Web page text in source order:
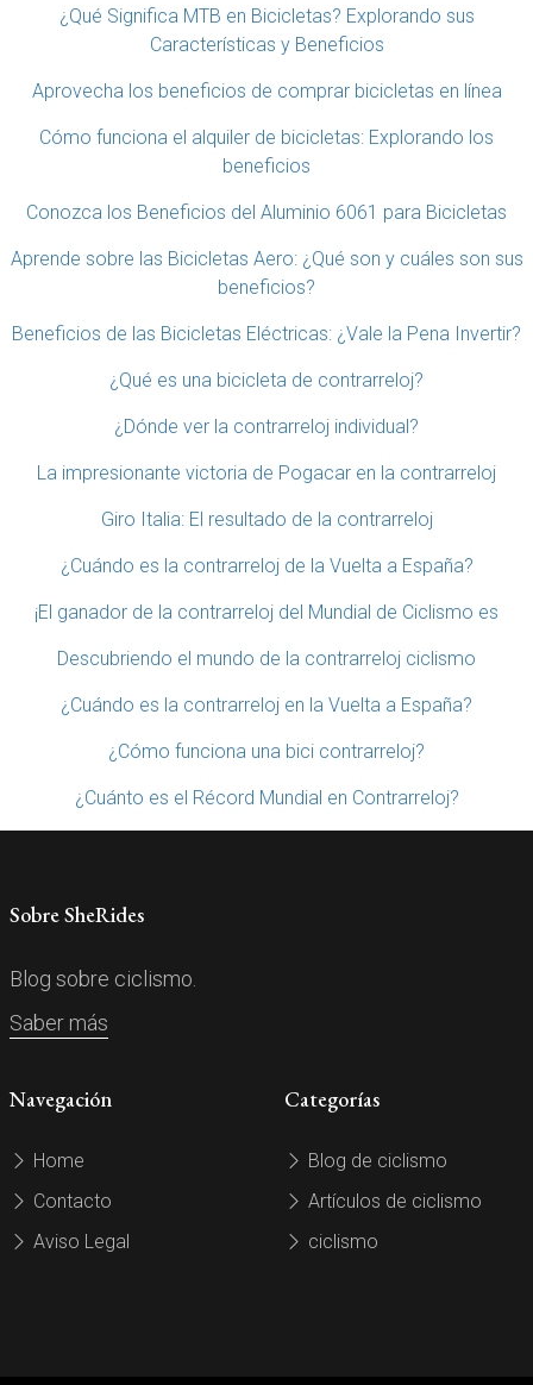
¿Qué Significa MTB en Bicicletas? Explorando sus
Características y Beneficios
Aprovecha los beneficios de comprar bicicletas en línea
Cómo funciona el alquiler de bicicletas: Explorando los
beneficios
Conozca los Beneficios del Aluminio 6061 para Bicicletas
Aprende sobre las Bicicletas Aero: ¿Qué son y cuáles son sus
beneficios?
Beneficios de las Bicicletas Eléctricas: ¿Vale la Pena Invertir?
¿Qué es una bicicleta de contrarreloj?
¿Dónde ver la contrarreloj individual?
La impresionante victoria de Pogacar en la contrarreloj
Giro Italia: El resultado de la contrarreloj
¿Cuándo es la contrarreloj de la Vuelta a España?
¡El ganador de la contrarreloj del Mundial de Ciclismo es
Descubriendo el mundo de la contrarreloj ciclismo
¿Cuándo es la contrarreloj en la Vuelta a España?
¿Cómo funciona una bici contrarreloj?
¿Cuánto es el Récord Mundial en Contrarreloj?
Sobre SheRides
Blog sobre ciclismo.
Saber más
Navegación
Home
Contacto
Aviso Legal
Categorías
Blog de ciclismo
Artículos de ciclismo
ciclismo